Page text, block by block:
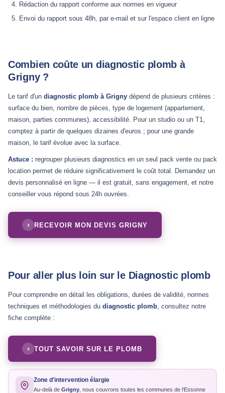
Rédaction du rapport conforme aux normes en vigueur
Envoi du rapport sous 48h, par e-mail et sur l'espace client en ligne
Combien coûte un diagnostic plomb à
Grigny ?
Le tarif d'un diagnostic plomb à Grigny dépend de plusieurs critères :
surface du bien, nombre de pièces, type de logement (appartement,
maison, parties communes), accessibilité. Pour un studio ou un T1,
comptez à partir de quelques dizaines d'euros ; pour une grande
maison, le tarif évolue avec la surface.
Astuce : regrouper plusieurs diagnostics en un seul pack vente ou pack
location permet de réduire significativement le coût total. Demandez un
devis personnalisé en ligne — il est gratuit, sans engagement, et notre
conseiller vous répond sous 24h ouvrées.
RECEVOIR MON DEVIS GRIGNY
Pour aller plus loin sur le Diagnostic plomb
Pour comprendre en détail les obligations, durées de validité, normes
techniques et méthodologies du diagnostic plomb, consultez notre
fiche complète :
TOUT SAVOIR SUR LE PLOMB
Zone d'intervention élargie
Au-delà de Grigny , nous couvrons toutes les communes de l'Essonne